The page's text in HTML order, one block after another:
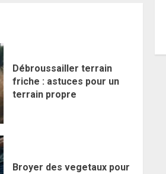
Débroussailler terrain
friche : astuces pour un
terrain propre
Broyer des vegetaux pour